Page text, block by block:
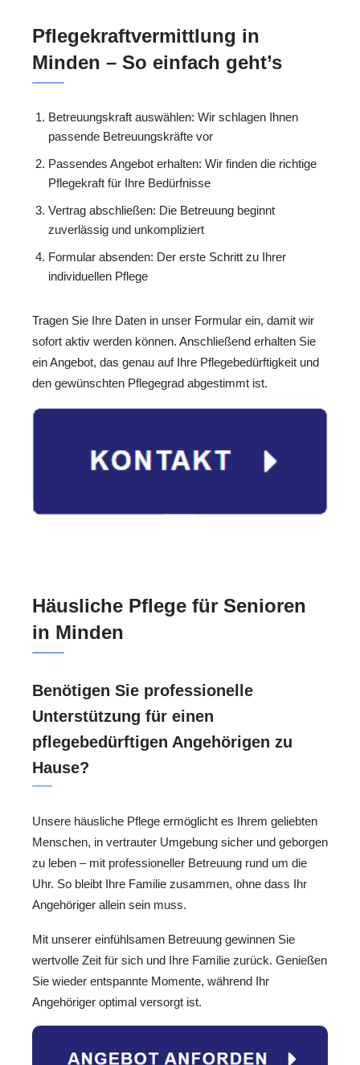
Pflegekraftvermittlung in
Minden – So einfach geht’s
Betreuungskraft auswählen: Wir schlagen Ihnen
passende Betreuungskräfte vor
Passendes Angebot erhalten: Wir finden die richtige
Pflegekraft für Ihre Bedürfnisse
Vertrag abschließen: Die Betreuung beginnt
zuverlässig und unkompliziert
Formular absenden: Der erste Schritt zu Ihrer
individuellen Pflege
Tragen Sie Ihre Daten in unser Formular ein, damit wir
sofort aktiv werden können. Anschließend erhalten Sie
ein Angebot, das genau auf Ihre Pflegebedürftigkeit und
den gewünschten Pflegegrad abgestimmt ist.
Häusliche Pflege für Senioren
in Minden
Benötigen Sie professionelle
Unterstützung für einen
pflegebedürftigen Angehörigen zu
Hause?
Unsere häusliche Pflege ermöglicht es Ihrem geliebten
Menschen, in vertrauter Umgebung sicher und geborgen
zu leben – mit professioneller Betreuung rund um die
Uhr. So bleibt Ihre Familie zusammen, ohne dass Ihr
Angehöriger allein sein muss.
Mit unserer einfühlsamen Betreuung gewinnen Sie
wertvolle Zeit für sich und Ihre Familie zurück. Genießen
Sie wieder entspannte Momente, während Ihr
Angehöriger optimal versorgt ist.